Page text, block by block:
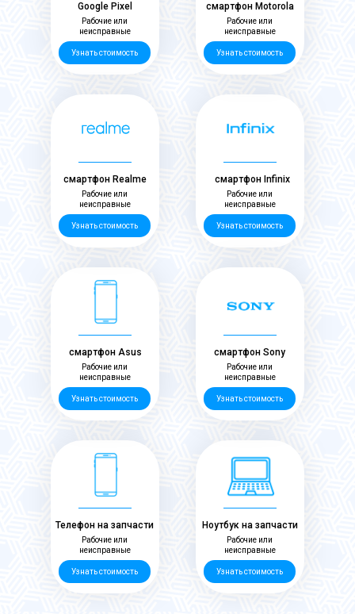
Узнать стоимость
смартфон Infinix
Рабочие или
неисправные
Узнать стоимость
Рабочие или
неисправные
смартфон Motorola
Узнать стоимость
Рабочие или
неисправные
Ноутбук на запчасти
Узнать стоимость
Телефон на запчасти
Рабочие или
неисправные
Узнать стоимость
Рабочие или
неисправные
смартфон Sony
Узнать стоимость
Рабочие или
неисправные
смартфон Asus
Google Pixel
Узнать стоимость
Рабочие или
неисправные
Узнать стоимость
смартфон Realme
Рабочие или
неисправные